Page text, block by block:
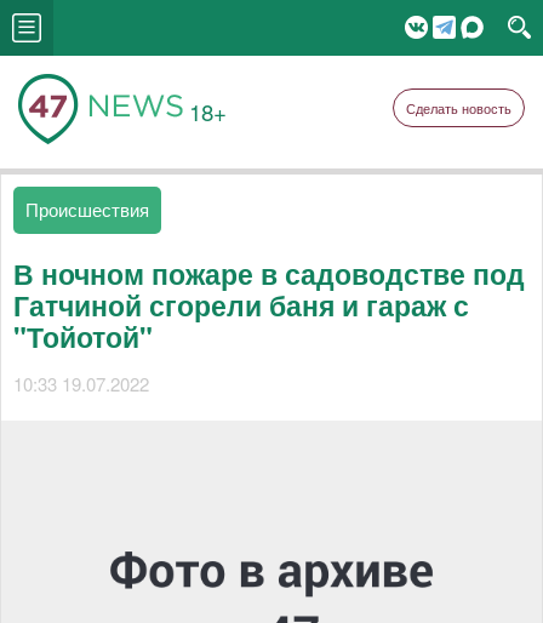
18+ Сделать новость
Происшествия
В ночном пожаре в садоводстве под
Гатчиной сгорели баня и гараж с
"Тойотой"
10:33 19.07.2022